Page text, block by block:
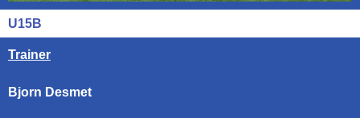
U15B
Trainer
Bjorn Desmet